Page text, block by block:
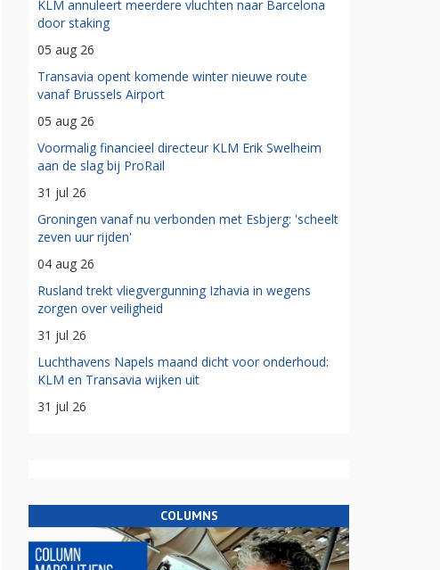
KLM annuleert meerdere vluchten naar Barcelona
door staking
05 aug 26
Transavia opent komende winter nieuwe route
vanaf Brussels Airport
05 aug 26
Voormalig financieel directeur KLM Erik Swelheim
aan de slag bij ProRail
31 jul 26
Groningen vanaf nu verbonden met Esbjerg: 'scheelt
zeven uur rijden'
04 aug 26
Rusland trekt vliegvergunning Izhavia in wegens
zorgen over veiligheid
31 jul 26
Luchthavens Napels maand dicht voor onderhoud:
KLM en Transavia wijken uit
31 jul 26
COLUMNS